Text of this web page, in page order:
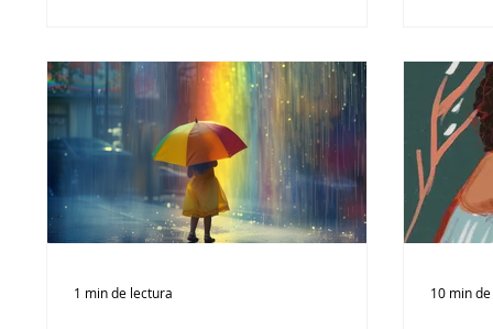
1 min de lectura 10 min